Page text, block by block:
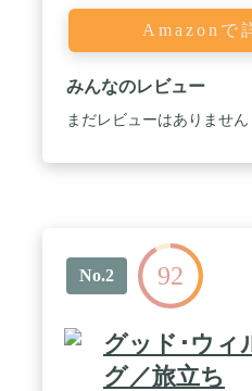
Amazonで
みんなのレビュー
まだレビューはありません
No.2 92
グッド･ウィ
グ／旅立ち